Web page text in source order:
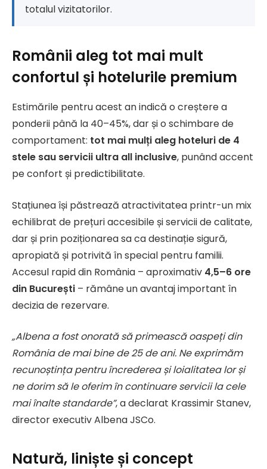
totalul vizitatorilor.
Românii aleg tot mai mult
confortul și hotelurile premium
Estimările pentru acest an indică o creștere a
ponderii până la 40–45%, dar și o schimbare de
comportament: tot mai mulți aleg hoteluri de 4
stele sau servicii ultra all inclusive, punând accent
pe confort și predictibilitate.
Stațiunea își păstrează atractivitatea printr-un mix
echilibrat de prețuri accesibile și servicii de calitate,
dar și prin poziționarea sa ca destinație sigură,
apropiată și potrivită în special pentru familii.
Accesul rapid din România – aproximativ 4,5–6 ore
din București – rămâne un avantaj important în
decizia de rezervare.
„Albena a fost onorată să primească oaspeți din
România de mai bine de 25 de ani. Ne exprimăm
recunoștința pentru încrederea și loialitatea lor și
ne dorim să le oferim în continuare servicii la cele
mai înalte standarde”, a declarat Krassimir Stanev,
director executiv Albena JSCo.
Natură, liniște și concept